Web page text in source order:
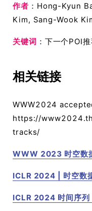
作者 ：Hong-Kyun
Kim, Sang-Wook
关键词 ：下一个POI
相关链接
WWW2024
https://
tracks/
WWW 2023 时空数
ICLR 2024 | 时空数
ICLR 2024 时间序